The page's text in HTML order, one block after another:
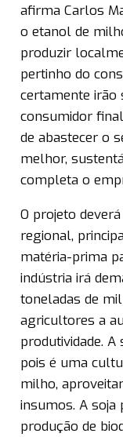
afirma Carlos
o etanol de
produzir
pertinho do
certamente irão
consumidor
de abastecer o
melhor,
completa o
O projeto
regional,
matéria-prima
indústria irá
toneladas de
agricultores a
produtividade. A
pois é uma
milho,
insumos. A soja
produção de